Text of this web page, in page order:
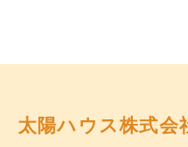
太陽ハウス株式会